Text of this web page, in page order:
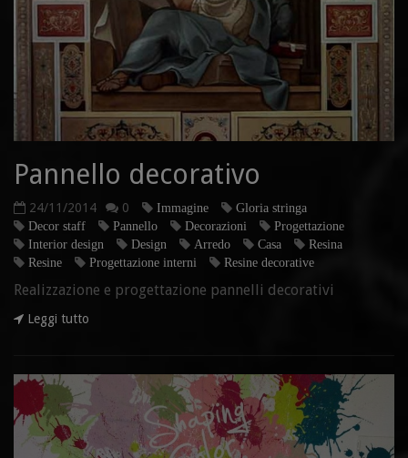
Pannello decorativo
24/11/2014 0 Immagine
Gloria stringa
Decor staff
Pannello Decorazioni
Progettazione
Interior design
Design Arredo Casa
Resina
Resine
Progettazione interni Resine decorative
Realizzazione e progettazione pannelli decorativi
Leggi tutto